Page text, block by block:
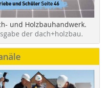
und Holzbauhandwerk.
der dach+holzbau.